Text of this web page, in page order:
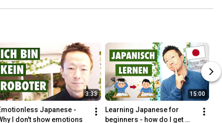
3:33
Japanese -
I don't show emotions
15:00
Learning Japanese for
beginners - how do I get